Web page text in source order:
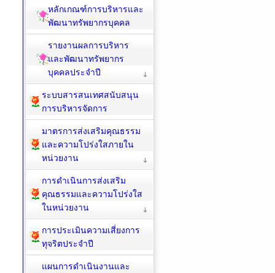
หลักเกณฑ์การบริหารและ
พัฒนาทรัพยากรบุคคล
รายงานผลการบริหาร
และพัฒนาทรัพยากร
บุคคลประจำปี
ระบบสารสนเทศสนับสนุน
การบริหารจัดการ
มาตรการส่งเสริมคุณธรรม
และความโปร่งใสภายใน
หน่วยงาน
การดำเนินการส่งเสริม
คุณธรรมและความโปร่งใส
ในหน่วยงาน
การประเมินความเสี่ยงการ
ทุจริตประจำปี
แผนการดำเนินงานและ